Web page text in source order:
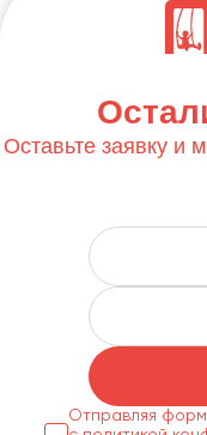
Оставьте заявку
Отправляя